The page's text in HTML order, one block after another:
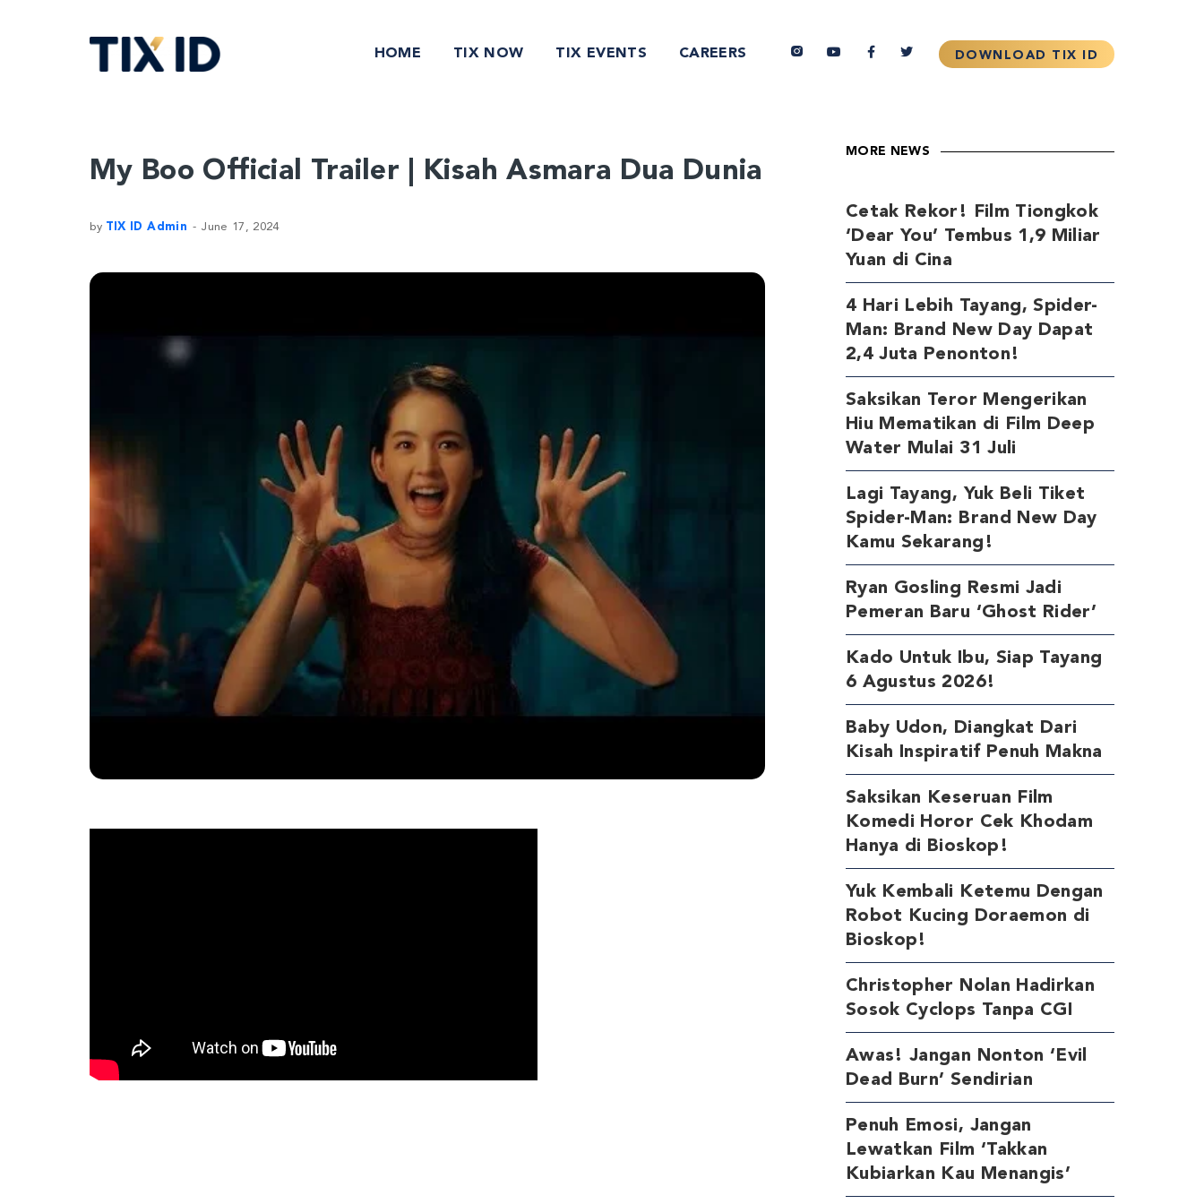
HOME TIX NOW TIX EVENTS CAREERS
My Boo Official Trailer | Kisah Asmara Dua Dunia
by TIX ID Admin June 17, 2024
MORE NEWS
Cetak Rekor! Film Tiongkok
‘Dear You’ Tembus 1,9 Miliar
Yuan di Cina
4 Hari Lebih Tayang, Spider-
Man: Brand New Day Dapat
2,4 Juta Penonton!
Saksikan Teror Mengerikan
Hiu Mematikan di Film Deep
Water Mulai 31 Juli
Lagi Tayang, Yuk Beli Tiket
Spider-Man: Brand New Day
Kamu Sekarang!
Ryan Gosling Resmi Jadi
Pemeran Baru ‘Ghost Rider’
Kado Untuk Ibu, Siap Tayang
6 Agustus 2026!
Baby Udon, Diangkat Dari
Kisah Inspiratif Penuh Makna
Saksikan Keseruan Film
Komedi Horor Cek Khodam
Hanya di Bioskop!
Yuk Kembali Ketemu Dengan
Robot Kucing Doraemon di
Bioskop!
Christopher Nolan Hadirkan
Sosok Cyclops Tanpa CGI
Awas! Jangan Nonton ‘Evil
Dead Burn’ Sendirian
Penuh Emosi, Jangan
Lewatkan Film ‘Takkan
Kubiarkan Kau Menangis’